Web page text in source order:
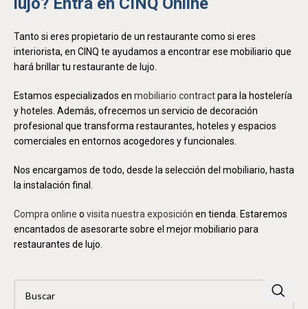
Tanto si eres propietario de un restaurante como si eres
interiorista, en CINQ te ayudamos a encontrar ese mobiliario que
hará brillar tu restaurante de lujo.
Estamos especializados en mobiliario contractpara la hostelería
y hoteles. Además, ofrecemos un servicio de decoración
profesional que transforma restaurantes, hoteles y espacios
comerciales en entornos acogedores y funcionales.
Nos encargamos de todo, desde la selección del mobiliario, hasta
la instalación final.
Compra online o visita nuestra exposición en tienda. Estaremos
encantados de asesorarte sobre el mejor mobiliario para
restaurantes de lujo.